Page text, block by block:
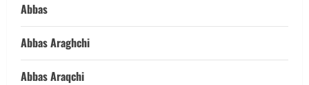
Abbas
Abbas Araghchi
Abbas Araqchi